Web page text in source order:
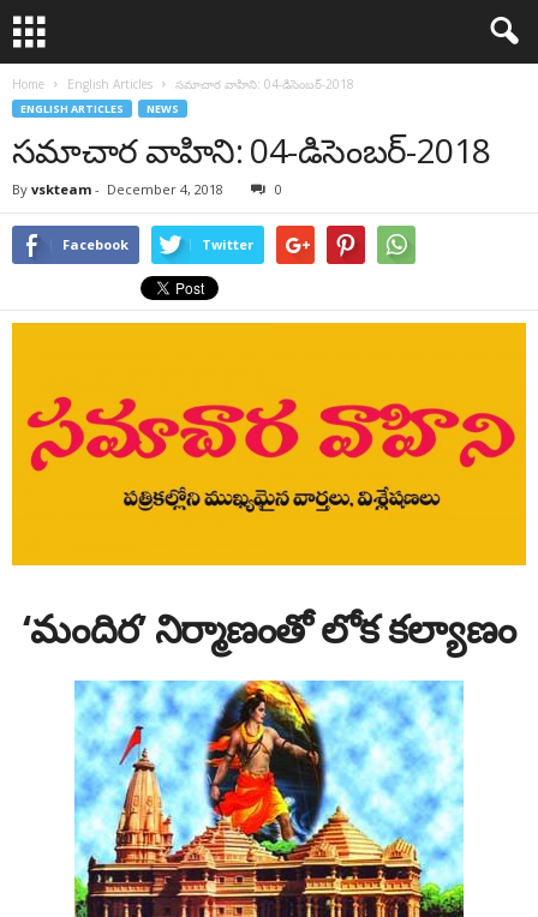
Home English Articles సమాచార వాహిని: 04-డిసెంబర్-2018
ENGLISH ARTICLES NEWS
సమాచార వాహిని: 04-డిసెంబర్-2018
By vskteam - December 4, 2018 0
Facebook Twitter
‘మందిర’ నిర్మాణంతో లోక కల్యాణం